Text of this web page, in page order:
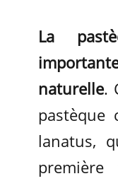
La
naturelle.
pastèque
lanatus,